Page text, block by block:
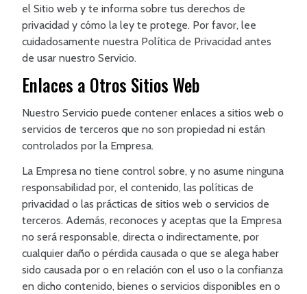
el Sitio web y te informa sobre tus derechos de
privacidad y cómo la ley te protege. Por favor, lee
cuidadosamente nuestra Política de Privacidad antes
de usar nuestro Servicio.
Enlaces a Otros Sitios Web
Nuestro Servicio puede contener enlaces a sitios web o
servicios de terceros que no son propiedad ni están
controlados por la Empresa.
La Empresa no tiene control sobre, y no asume ninguna
responsabilidad por, el contenido, las políticas de
privacidad o las prácticas de sitios web o servicios de
terceros. Además, reconoces y aceptas que la Empresa
no será responsable, directa o indirectamente, por
cualquier daño o pérdida causada o que se alega haber
sido causada por o en relación con el uso o la confianza
en dicho contenido, bienes o servicios disponibles en o